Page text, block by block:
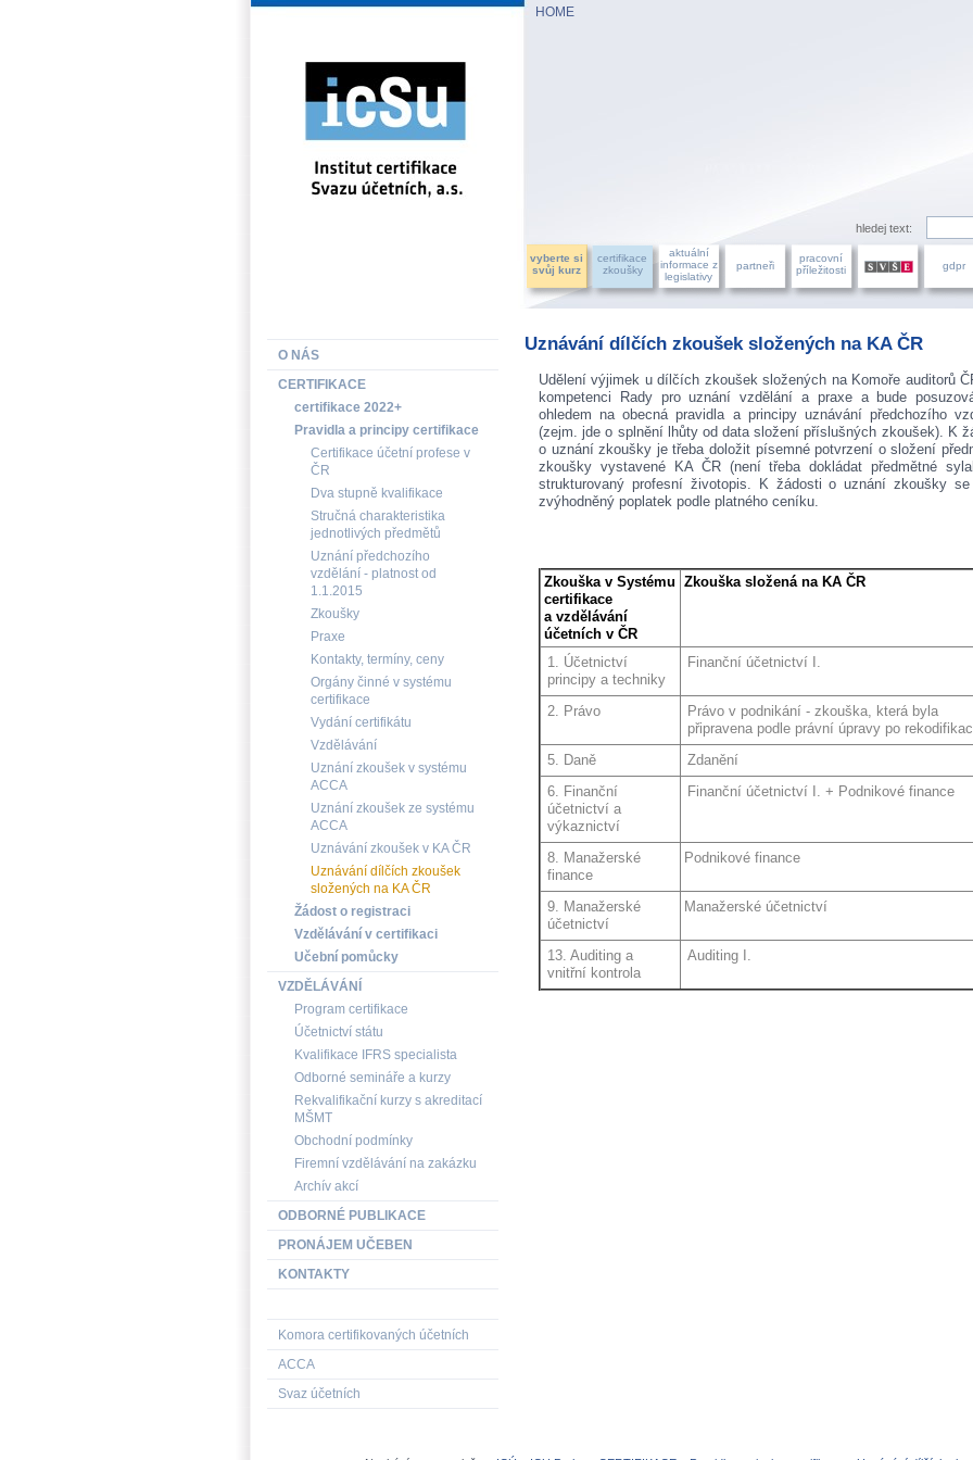
HOME
hledej text:
vyberte si
svůj kurz
certifikace
zkoušky
aktuální
informace z
legislativy
partneři
pracovní
příležitosti
gdpr
Uznávání dílčích zkoušek složených na KA ČR
Udělení výjimek u dílčích zkoušek složených na Komoře auditorů
kompetenci Rady pro uznání vzdělání a praxe a bude
ohledem na obecná pravidla a principy uznávání předchozího
(zejm. jde o splnění lhůty od data složení příslušných zkoušek). K
o uznání zkoušky je třeba doložit písemné potvrzení o složení
zkoušky vystavené KA ČR (není třeba dokládat předmětné
strukturovaný profesní životopis. K žádosti o uznání zkoušky
zvýhodněný poplatek podle platného ceníku.
Zkouška v Systému
certifikace
a vzdělávání
účetních v ČR
Zkouška složená na KA ČR
1. Účetnictví
principy a techniky
Finanční účetnictví I.
2. Právo
Právo v podnikání - zkouška, která byla
připravena podle právní úpravy po
5. Daně
Zdanění
6. Finanční
účetnictví a
výkaznictví
Finanční účetnictví I. + Podnikové finance
8. Manažerské
finance
Podnikové finance
9. Manažerské
účetnictví
Manažerské účetnictví
13. Auditing a
vnitřní kontrola
Auditing I.
O NÁS
CERTIFIKACE
certifikace 2022+
Pravidla a principy certifikace
Certifikace účetní profese v
ČR
Dva stupně kvalifikace
Stručná charakteristika
jednotlivých předmětů
Uznání předchozího
vzdělání - platnost od
1.1.2015
Zkoušky
Praxe
Kontakty, termíny, ceny
Orgány činné v systému
certifikace
Vydání certifikátu
Vzdělávání
Uznání zkoušek v systému
ACCA
Uznání zkoušek ze systému
ACCA
Uznávání zkoušek v KA ČR
Uznávání dílčích zkoušek
složených na KA ČR
Žádost o registraci
Vzdělávání v certifikaci
Učební pomůcky
VZDĚLÁVÁNÍ
Program certifikace
Účetnictví státu
Kvalifikace IFRS specialista
Odborné semináře a kurzy
Rekvalifikační kurzy s akreditací
MŠMT
Obchodní podmínky
Firemní vzdělávání na zakázku
Archív akcí
ODBORNÉ PUBLIKACE
PRONÁJEM UČEBEN
KONTAKTY
Komora certifikovaných účetních
ACCA
Svaz účetních